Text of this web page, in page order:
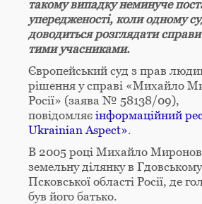
такому випадку неминуче
упередженості, коли одному
доводиться розглядати
тими учасниками.
Європейський суд з прав
рішення у справі «Михайло
Росії» (заява № 58138/09),
повідомляє інформаційний
Ukrainian Aspect».
В 2005 році Михайло
земельну ділянку в
Псковської області Росії, де
був його батько.